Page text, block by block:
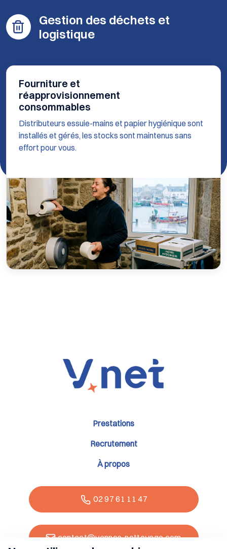
Gestion des déchets et
logistique
Fourniture et
réapprovisionnement
consommables
Distributeurs essuie-mains et papier hygiénique sont
installés et gérés, les stocks sont maintenus sans
effort pour vous.
Prestations
Recrutement
À propos
02 97 61 11 47
contact@vannes-nettoyage.com